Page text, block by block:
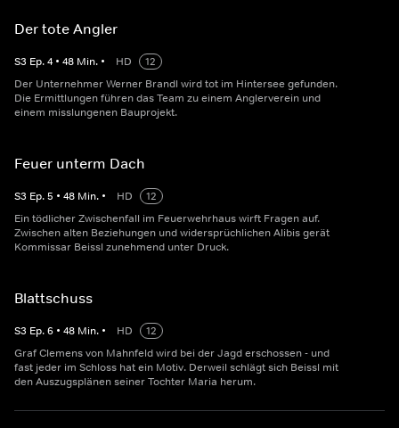
Der tote Angler
S3 Ep.4 • 48 Min. • HD
12
Der Unternehmer Werner Brandl wird tot im Hintersee gefunden.
Die Ermittlungen führen das Team zu einem Anglerverein und
einem misslungenen Bauprojekt.
Feuer unterm Dach
S3 Ep.5 • 48 Min. • HD
12
Ein tödlicher Zwischenfall im Feuerwehrhaus wirft Fragen auf.
Zwischen alten Beziehungen und widersprüchlichen Alibis gerät
Kommissar Beissl zunehmend unter Druck.
Blattschuss
S3 Ep.6 • 48 Min. • HD
12
Graf Clemens von Mahnfeld wird bei der Jagd erschossen - und
fast jeder im Schloss hat ein Motiv. Derweil schlägt sich Beissl mit
den Auszugsplänen seiner Tochter Maria herum.